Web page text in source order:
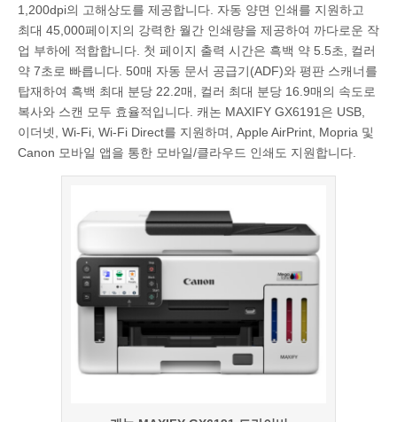
1,200dpi의 고해상도를 제공합니다. 자동 양면 인쇄를 지원하고
최대 45,000페이지의 강력한 월간 인쇄량을 제공하여 까다로운 작
업 부하에 적합합니다. 첫 페이지 출력 시간은 흑백 약 5.5초, 컬러
약 7초로 빠릅니다. 50매 자동 문서 공급기(ADF)와 평판 스캐너를
탑재하여 흑백 최대 분당 22.2매, 컬러 최대 분당 16.9매의 속도로
복사와 스캔 모두 효율적입니다. 캐논 MAXIFY GX6191은 USB,
이더넷, Wi-Fi, Wi-Fi Direct를 지원하며, Apple AirPrint, Mopria 및
Canon 모바일 앱을 통한 모바일/클라우드 인쇄도 지원합니다.